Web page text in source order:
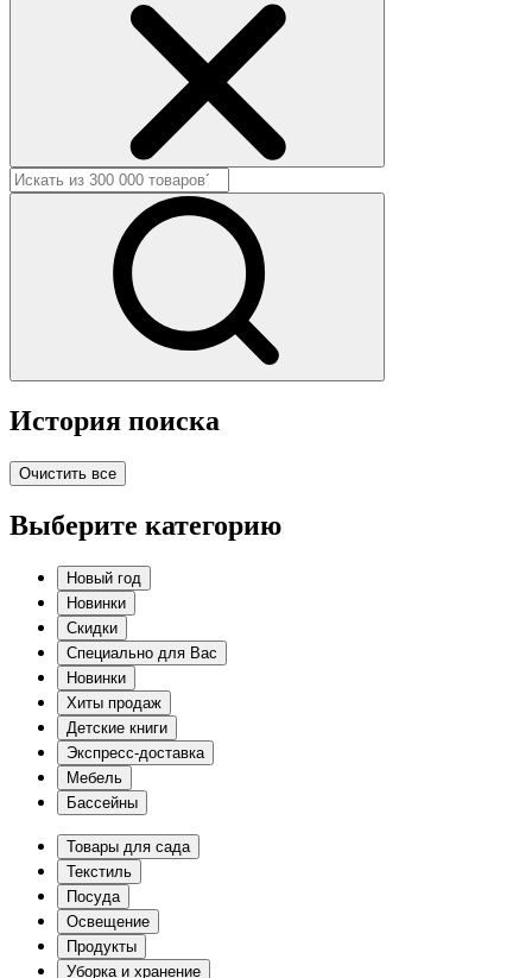
История поиска
Очистить все
Выберите категорию
Новый год
Новинки
Скидки
Специально для Вас
Новинки
Хиты продаж
Детские книги
Экспресс-доставка
Мебель
Бассейны
Товары для сада
Текстиль
Посуда
Освещение
Продукты
Уборка и хранение